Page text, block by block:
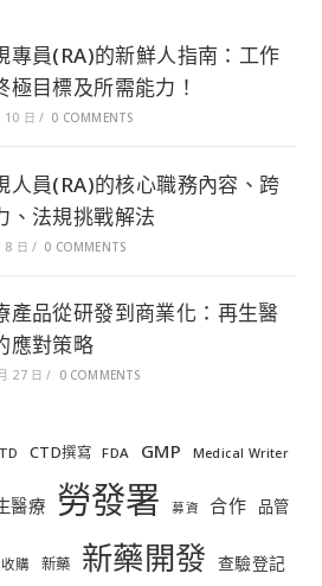
專員(RA)的新鮮人指南：工作
極目標及所需能力！
10 日 / 0 COMMENTS
人員(RA)的核心職務內容、跨
、法規挑戰解法
8 日 / 0 COMMENTS
產品從研發到商業化：再生醫
應對策略
27 日 / 0 COMMENTS
CTD撰寫 FDA GMP Medical Writer
醫療 勞發署 募資 合作 品管
收購 新藥 新藥開發 查驗登記